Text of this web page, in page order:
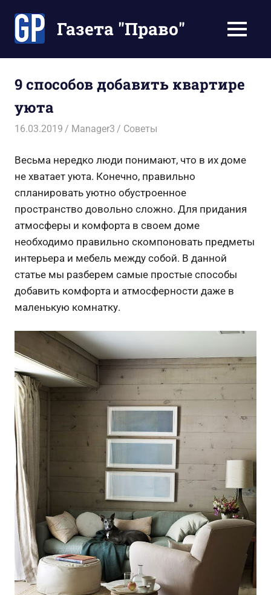
содержимомуГазета "Право"
экономят
Ваше
время
МЕНЮ
9 способов добавить квартире
уюта
16.03.2019 Manager3 Советы
Весьма нередко люди понимают, что в их доме
не хватает уюта. Конечно, правильно
спланировать уютно обустроенное
пространство довольно сложно. Для придания
атмосферы и комфорта в своем доме
необходимо правильно скомпоновать предметы
интерьера и мебель между собой. В данной
статье мы разберем самые простые способы
добавить комфорта и атмосферности даже в
маленькую комнатку.